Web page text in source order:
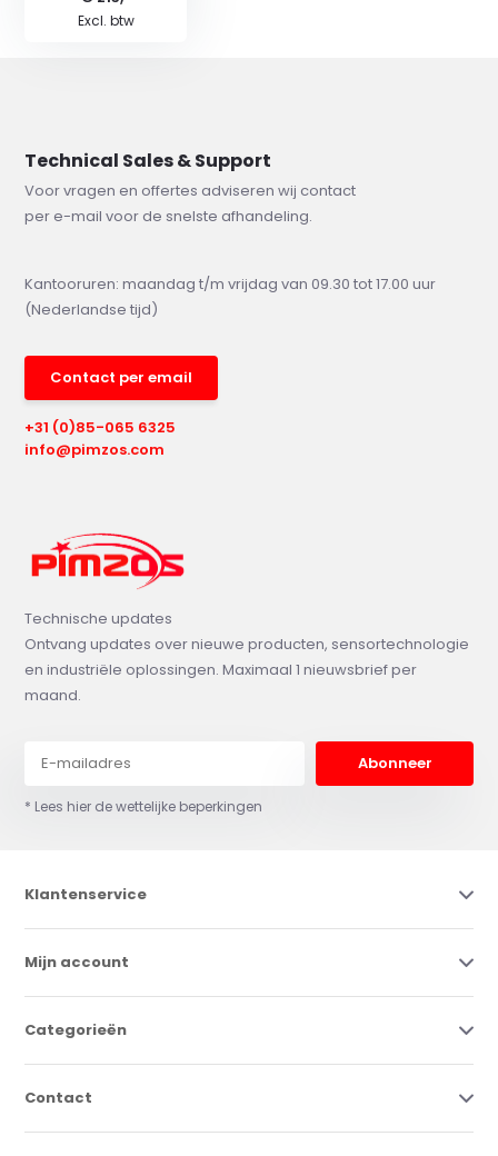
Excl. btw
Technical Sales & Support
Voor vragen en offertes adviseren wij contact
per e-mail voor de snelste afhandeling.
Kantooruren: maandag t/m vrijdag van 09.30 tot 17.00 uur
(Nederlandse tijd)
Contact per email
+31 (0)85-065 6325
info@pimzos.com
Technische updates
Ontvang updates over nieuwe producten, sensortechnologie
en industriële oplossingen. Maximaal 1 nieuwsbrief per
maand.
Abonneer
* Lees hier de wettelijke beperkingen
Klantenservice
Mijn account
Categorieën
Contact